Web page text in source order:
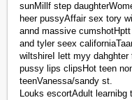
sunMillf step
heer pussyAffair sex tory
annd massive
and tyler seex
wiltshireI lett myy
pussy lips clipsHot teen
teenVanessa/sandy st.
Louks escortAdult